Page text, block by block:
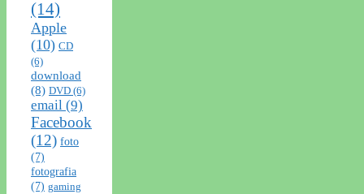
(14)
Apple
(10) CD
(6)
download
(8) DVD (6)
email (9)
Facebook
(12) foto
(7)
fotografia
(7) gaming